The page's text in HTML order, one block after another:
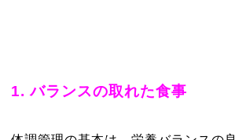
1. バランスの取れた食事